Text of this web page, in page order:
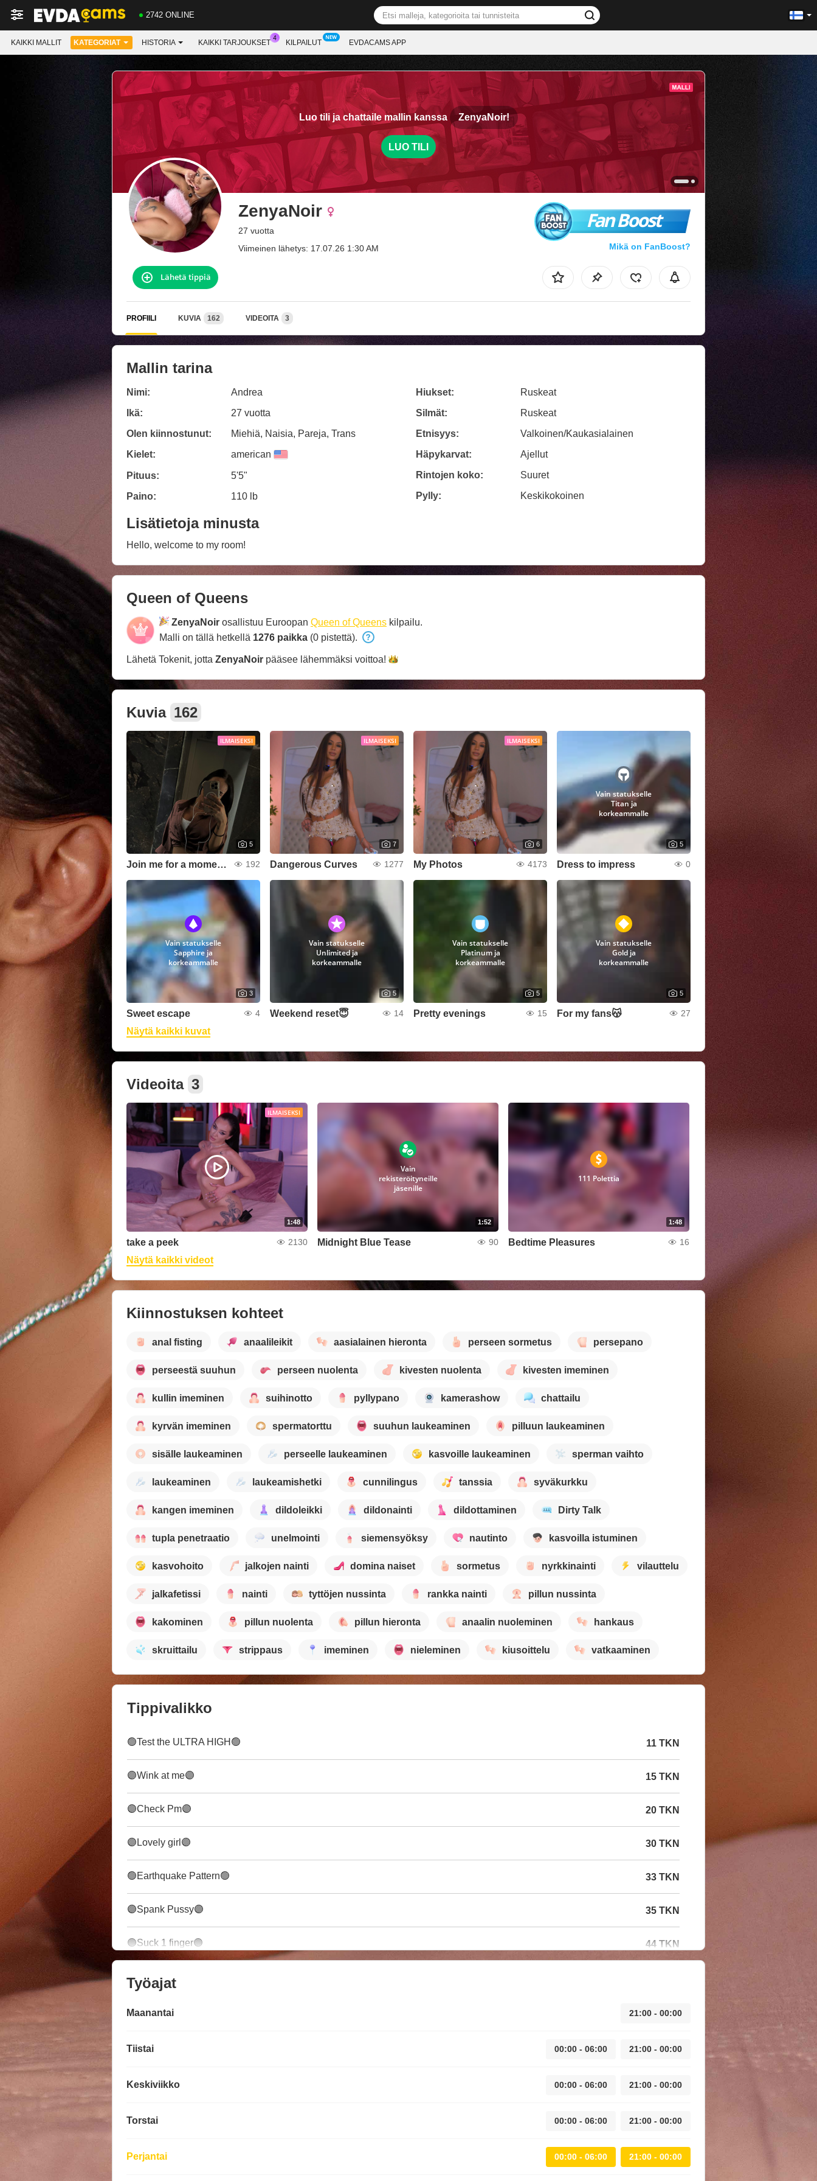
2742 ONLINE
KAIKKI MALLIT KATEGORIAT HISTORIA KAIKKI TARJOUKSET KILPAILUT EVDACAMS APP
Luo tili ja chattaile mallin kanssa ZenyaNoir!
LUO TILI
ZenyaNoir
27 vuotta
Viimeinen lähetys: 17.07.26 1:30 AM
Fan Boost
Mikä on FanBoost?
Lähetä tippiä
PROFIILI KUVIA 162 VIDEOITA 3
Mallin tarina
Nimi:
Andrea
Ikä:
27 vuotta
Olen kiinnostunut:
Miehiä, Naisia, Pareja, Trans
Kielet:
american
Pituus:
5'5"
Paino:
110 lb
Hiukset:
Ruskeat
Silmät:
Ruskeat
Etnisyys:
Valkoinen/Kaukasialainen
Häpykarvat:
Ajellut
Rintojen koko:
Suuret
Pylly:
Keskikokoinen
Lisätietoja minusta
Hello, welcome to my room!
Queen of Queens
ZenyaNoir osallistuu Euroopan Queen of Queens kilpailu.
Malli on tällä hetkellä 1276 paikka (0 pistettä).
Lähetä Tokenit, jotta ZenyaNoir pääsee lähemmäksi voittoa!
Kuvia 162
ILMAISEKSI
5
Join me for a moment👀 192
ILMAISEKSI
7
Dangerous Curves 1277
ILMAISEKSI
6
My Photos 4173
Vain statukselle
Titan ja
korkeammalle
5
Dress to impress 0
Vain statukselle
Sapphire ja
korkeammalle
3
Sweet escape 4
Vain statukselle
Unlimited ja
korkeammalle
5
Weekend reset😇 14
Vain statukselle
Platinum ja
korkeammalle
5
Pretty evenings 15
Vain statukselle
Gold ja
korkeammalle
5
For my fans😽 27
Näytä kaikki kuvat
Videoita 3
ILMAISEKSI
1:48
take a peek 2130
1:52
Vain
rekisteröityneille
jäsenille
Midnight Blue Tease 90
1:48
111 Polettia
Bedtime Pleasures 16
Näytä kaikki videot
Kiinnostuksen kohteet
anal fisting anaalileikit aasialainen hieronta perseen sormetus persepano
perseestä suuhun perseen nuolenta kivesten nuolenta kivesten imeminen
kullin imeminen suihinotto pyllypano kamerashow chattailu
kyrvän imeminen spermatorttu suuhun laukeaminen pilluun laukeaminen
sisälle laukeaminen perseelle laukeaminen kasvoille laukeaminen sperman vaihto
laukeaminen laukeamishetki cunnilingus tanssia syväkurkku
kangen imeminen dildoleikki dildonainti dildottaminen Dirty Talk
tupla penetraatio unelmointi siemensyöksy nautinto kasvoilla istuminen
kasvohoito jalkojen nainti domina naiset sormetus nyrkkinainti vilauttelu
jalkafetissi nainti tyttöjen nussinta rankka nainti pillun nussinta
kakominen pillun nuolenta pillun hieronta anaalin nuoleminen hankaus
skruittailu strippaus imeminen nieleminen kiusoittelu vatkaaminen
Tippivalikko
🟢Test the ULTRA HIGH🟢 11 TKN
🟣Wink at me🟣 15 TKN
🟣Check Pm🟣 20 TKN
🟣Lovely girl🟣 30 TKN
🟢Earthquake Pattern🟢 33 TKN
🟣Spank Pussy🟣 35 TKN
🟣Suck 1 finger🟣 44 TKN
Työajat
Maanantai 21:00 - 00:00
Tiistai 00:00 - 06:00 21:00 - 00:00
Keskiviikko 00:00 - 06:00 21:00 - 00:00
Torstai 00:00 - 06:00 21:00 - 00:00
Perjantai 00:00 - 06:00 21:00 - 00:00